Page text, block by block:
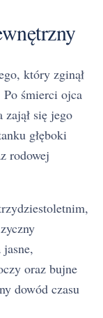
który zginął
Po śmierci ojca
się jego
głęboki
rodowej
oraz bujne
dowód czasu